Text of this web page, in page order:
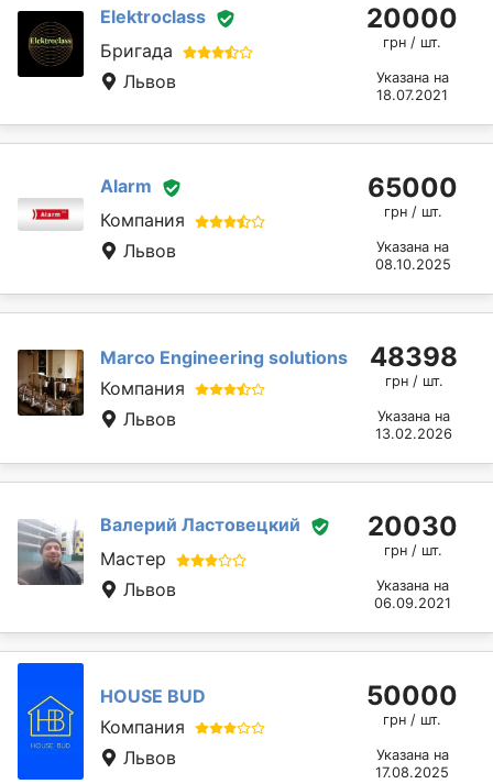
Elektroclass
Бригада
Львов
20000
грн / шт.
Указана на
18.07.2021
Alarm
Компания
Львов
65000
грн / шт.
Указана на
08.10.2025
Marcо Engineering solutions
Компания
Львов
48398
грн / шт.
Указана на
13.02.2026
Валерий Ластовецкий
Мастер
Львов
20030
грн / шт.
Указана на
06.09.2021
HOUSE BUD
Компания
Львов
50000
грн / шт.
Указана на
17.08.2025